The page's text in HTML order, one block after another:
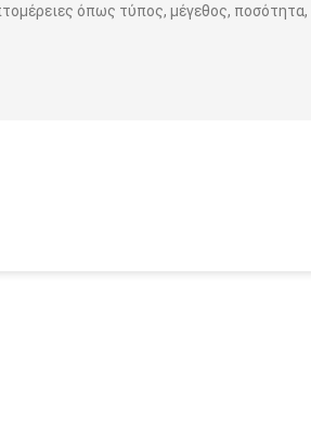
όπως τύπος, μέγεθος, ποσότητα,